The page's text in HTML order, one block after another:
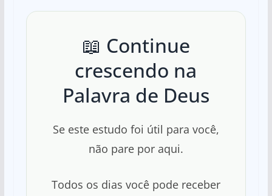
📖 Continue
crescendo na
Palavra de Deus
Se este estudo foi útil para você,
não pare por aqui.
Todos os dias você pode receber